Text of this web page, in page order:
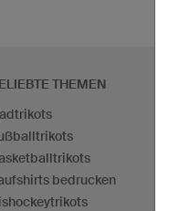
THEMEN
bedrucken